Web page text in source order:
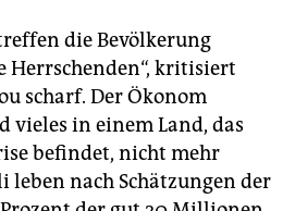
die Bevölkerung
Herrschenden“, kritisiert
scharf. Der Ökonom
vieles in einem Land, das
befindet, nicht mehr
nach Schätzungen der